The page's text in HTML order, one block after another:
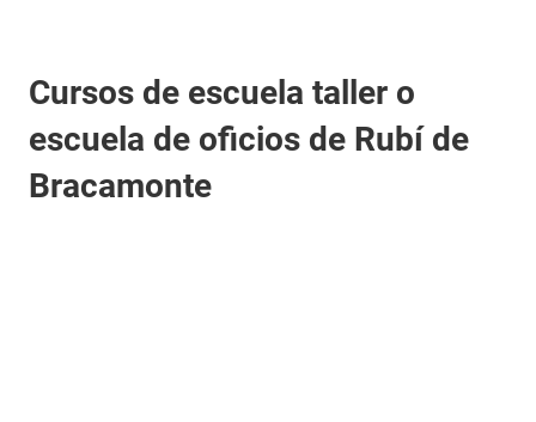
Cursos de escuela taller o
escuela de oficios de Rubí de
Bracamonte